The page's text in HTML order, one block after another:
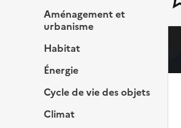
Aménagement et
urbanisme
Habitat
Énergie
Cycle de vie des objets
Climat